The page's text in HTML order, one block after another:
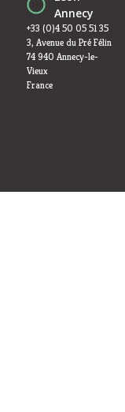
Annecy
+33 (0)4 50 05 51 35
3, Avenue du Pré Félin
74 940 Annecy-le-
Vieux
France